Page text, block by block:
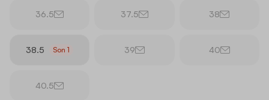
36.5 37.5 38
38.5 Son1 39 40
40.5